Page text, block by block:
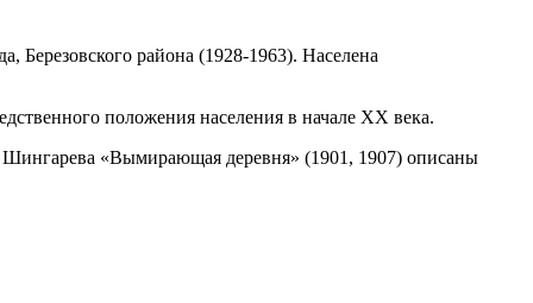
Березовского района (1928-1963). Населена
положения населения в начале XX века.
Шингарева «Вымирающая деревня» (1901, 1907) описаны